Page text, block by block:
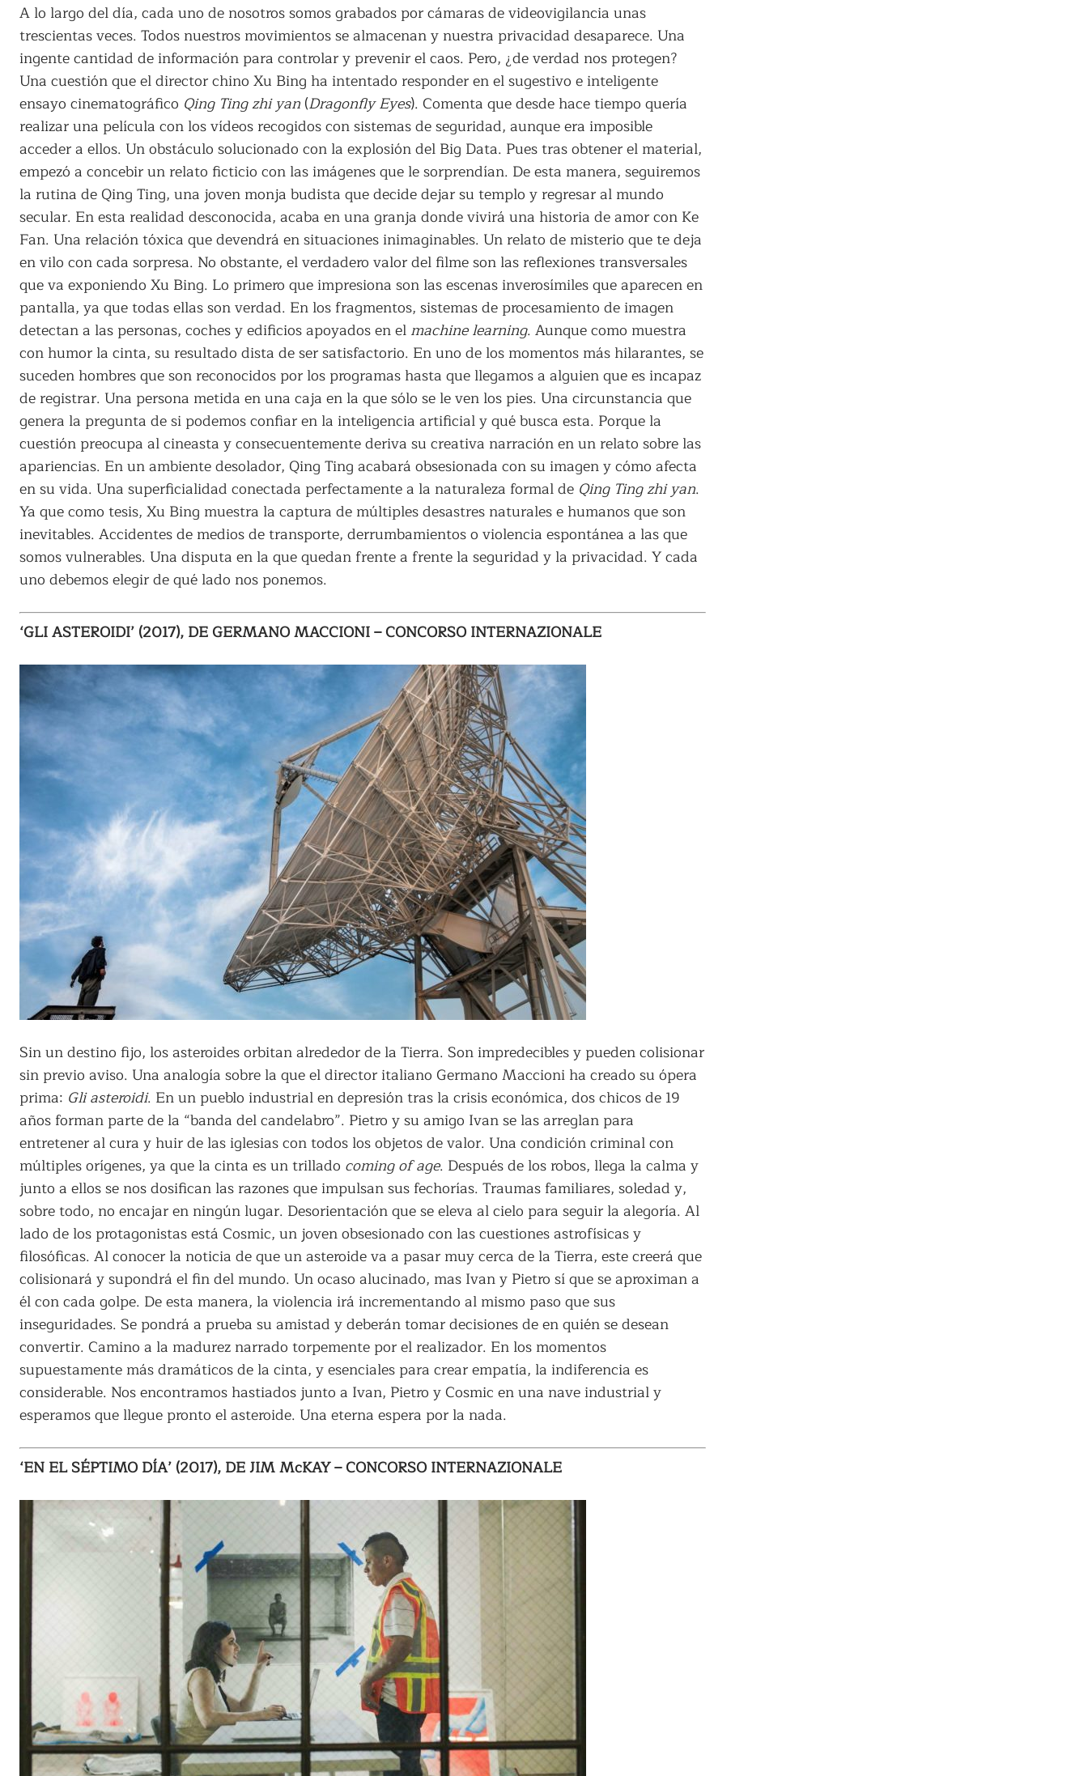
A lo largo del día, cada uno de nosotros somos grabados por cámaras de videovigilancia unas
trescientas veces. Todos nuestros movimientos se almacenan y nuestra privacidad desaparece. Una
ingente cantidad de información para controlar y prevenir el caos. Pero, ¿de verdad nos protegen?
Una cuestión que el director chino Xu Bing ha intentado responder en el sugestivo e inteligente
ensayo cinematográfico Qing Ting zhi yan (Dragonfly Eyes). Comenta que desde hace tiempo quería
realizar una película con los vídeos recogidos con sistemas de seguridad, aunque era imposible
acceder a ellos. Un obstáculo solucionado con la explosión del Big Data. Pues tras obtener el material,
empezó a concebir un relato ficticio con las imágenes que le sorprendían. De esta manera, seguiremos
la rutina de Qing Ting, una joven monja budista que decide dejar su templo y regresar al mundo
secular. En esta realidad desconocida, acaba en una granja donde vivirá una historia de amor con Ke
Fan. Una relación tóxica que devendrá en situaciones inimaginables. Un relato de misterio que te deja
en vilo con cada sorpresa. No obstante, el verdadero valor del filme son las reflexiones transversales
que va exponiendo Xu Bing. Lo primero que impresiona son las escenas inverosímiles que aparecen en
pantalla, ya que todas ellas son verdad. En los fragmentos, sistemas de procesamiento de imagen
detectan a las personas, coches y edificios apoyados en el machine learning. Aunque como muestra
con humor la cinta, su resultado dista de ser satisfactorio. En uno de los momentos más hilarantes, se
suceden hombres que son reconocidos por los programas hasta que llegamos a alguien que es incapaz
de registrar. Una persona metida en una caja en la que sólo se le ven los pies. Una circunstancia que
genera la pregunta de si podemos confiar en la inteligencia artificial y qué busca esta. Porque la
cuestión preocupa al cineasta y consecuentemente deriva su creativa narración en un relato sobre las
apariencias. En un ambiente desolador, Qing Ting acabará obsesionada con su imagen y cómo afecta
en su vida. Una superficialidad conectada perfectamente a la naturaleza formal de Qing Ting zhi yan.
Ya que como tesis, Xu Bing muestra la captura de múltiples desastres naturales e humanos que son
inevitables. Accidentes de medios de transporte, derrumbamientos o violencia espontánea a las que
somos vulnerables. Una disputa en la que quedan frente a frente la seguridad y la privacidad. Y cada
uno debemos elegir de qué lado nos ponemos.
‘GLI ASTEROIDI’ (2017), DE GERMANO MACCIONI – CONCORSO INTERNAZIONALE
Sin un destino fijo, los asteroides orbitan alrededor de la Tierra. Son impredecibles y pueden colisionar
sin previo aviso. Una analogía sobre la que el director italiano Germano Maccioni ha creado su ópera
prima: Gli asteroidi. En un pueblo industrial en depresión tras la crisis económica, dos chicos de 19
años forman parte de la “banda del candelabro”. Pietro y su amigo Ivan se las arreglan para
entretener al cura y huir de las iglesias con todos los objetos de valor. Una condición criminal con
múltiples orígenes, ya que la cinta es un trillado coming of age. Después de los robos, llega la calma y
junto a ellos se nos dosifican las razones que impulsan sus fechorías. Traumas familiares, soledad y,
sobre todo, no encajar en ningún lugar. Desorientación que se eleva al cielo para seguir la alegoría. Al
lado de los protagonistas está Cosmic, un joven obsesionado con las cuestiones astrofísicas y
filosóficas. Al conocer la noticia de que un asteroide va a pasar muy cerca de la Tierra, este creerá que
colisionará y supondrá el fin del mundo. Un ocaso alucinado, mas Ivan y Pietro sí que se aproximan a
él con cada golpe. De esta manera, la violencia irá incrementando al mismo paso que sus
inseguridades. Se pondrá a prueba su amistad y deberán tomar decisiones de en quién se desean
convertir. Camino a la madurez narrado torpemente por el realizador. En los momentos
supuestamente más dramáticos de la cinta, y esenciales para crear empatía, la indiferencia es
considerable. Nos encontramos hastiados junto a Ivan, Pietro y Cosmic en una nave industrial y
esperamos que llegue pronto el asteroide. Una eterna espera por la nada.
‘EN EL SÉPTIMO DÍA’ (2017), DE JIM McKAY – CONCORSO INTERNAZIONALE